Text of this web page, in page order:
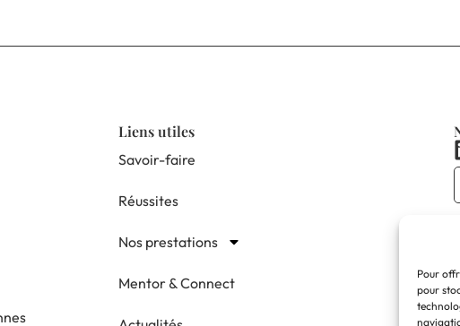
Pour
pour
Liens utiles
Savoir-faire
Réussites
Nos prestations
Mentor & Connect